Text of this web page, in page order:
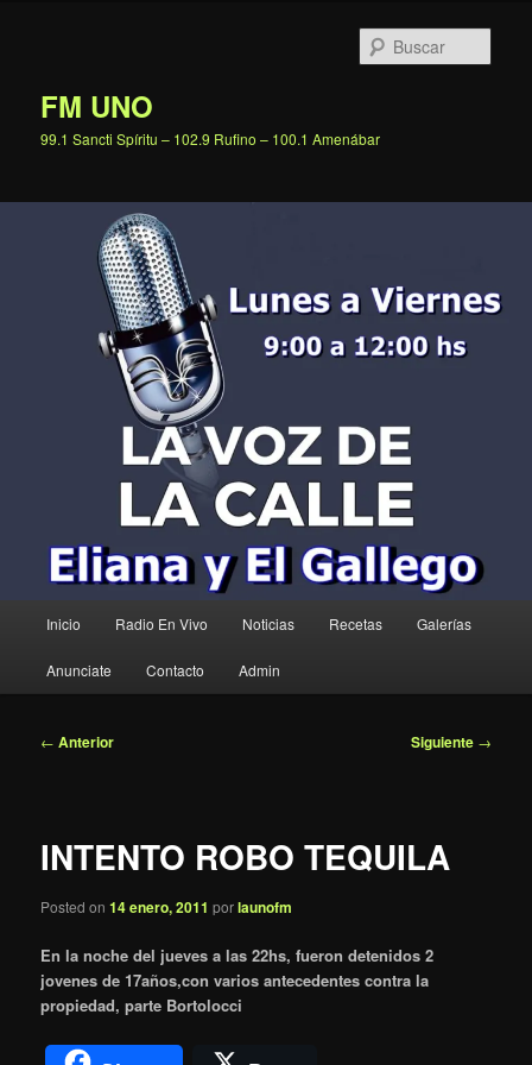
FM UNO
99.1 Sancti Spíritu – 102.9 Rufino – 100.1 Amenábar
principal
Inicio Radio En Vivo Noticias Recetas Galerías
Anunciate Contacto Admin
Navegación
← Anterior Siguiente →
INTENTO ROBO TEQUILA
Posted on14 enero, 2011 porlaunofm
En la noche del jueves a las 22hs, fueron detenidos 2
jovenes de 17años,con varios antecedentes contra la
propiedad, parte Bortolocci